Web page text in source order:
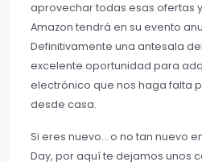
aprovechar todas esas ofertas
Amazon tendrá en su evento
Definitivamente una antesala
excelente oportunidad para
electrónico que nos haga falta
desde casa.
Si eres nuevo… o no tan nuevo
Day, por aquí te dejamos unos